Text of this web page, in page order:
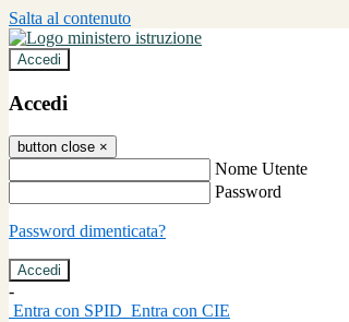
Salta al contenuto
Accedi
Accedi
button close ×
Nome Utente
Password
Password dimenticata?
-
Entra con SPID Entra con CIE